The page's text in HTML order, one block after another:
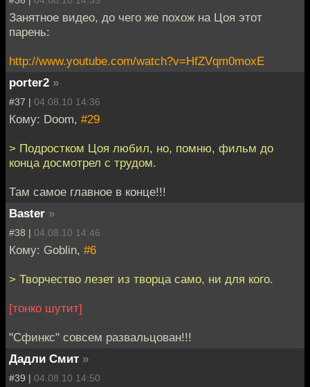
Занятное видео, до чего же похож на Цоя этот
парень:
http://www.youtube.com/watch?v=HfZVqm0moxE
porter2 »
#37 | 04.08.10 14:36
Кому: Doom, #29
> Подростком Цоя любил, но, помню, фильм до
конца досмотрел с трудом.
Там самое главное в конце!!!
Baster »
#38 | 04.08.10 14:46
Кому: Goblin, #6
> Творчество лезет из творца само, ни для кого.
[тонко шутит]
"Сфинкс" совсем развальцован!!!
Дадли Смит »
#39 | 04.08.10 14:50